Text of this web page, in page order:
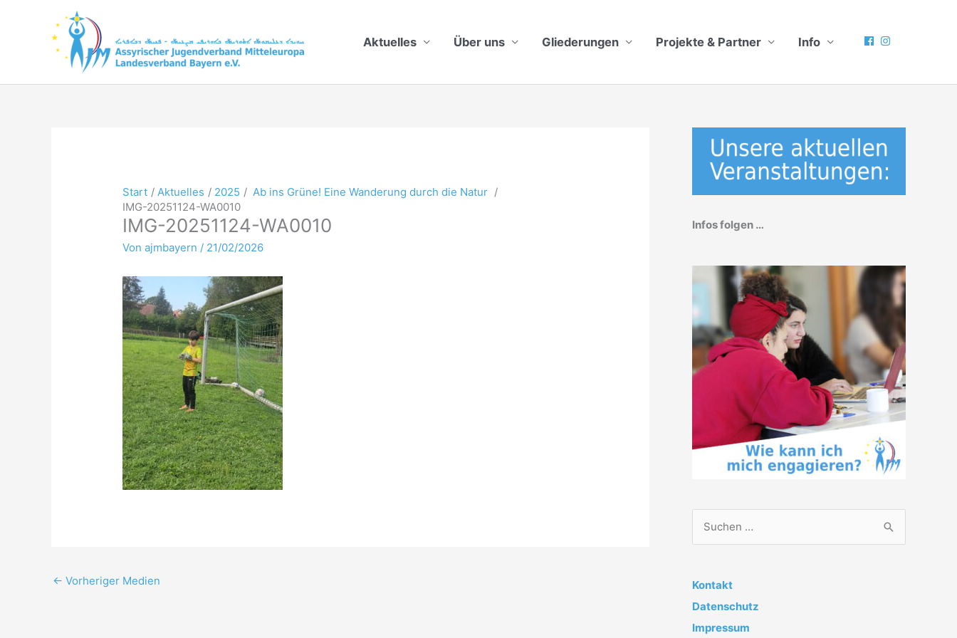
Aktuelles Über uns Gliederungen Projekte & Partner Info
Start Aktuelles 2025
Ab ins Grüne! Eine Wanderung durch die Natur
IMG-20251124-WA0010
IMG-20251124-WA0010
Vonajmbayern / 21/02/2026
← Vorheriger Medien
Infos folgen …
h
e
n
Kontakt
Datenschutz
Impressum